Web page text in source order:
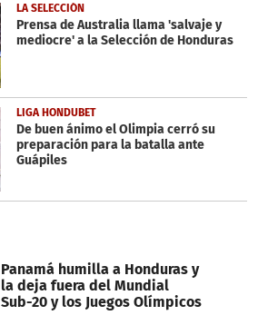
LA SELECCIÓN
Prensa de Australia llama 'salvaje y
mediocre' a la Selección de Honduras
LIGA HONDUBET
De buen ánimo el Olimpia cerró su
preparación para la batalla ante
Guápiles
Panamá humilla a Honduras y
la deja fuera del Mundial
Sub-20 y los Juegos Olímpicos